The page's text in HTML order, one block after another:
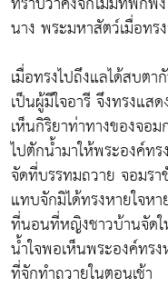
นาง พระมหาสัตว์เมื่อทร
เมื่อทรงไปถึงแลได้สบต
เป็นผู้มีใจอารี จึงทรงแส
เห็นกิริยาท่าทางของจอ
ไปตักน้ำมาให้พระองค์ทร
จัดที่บรรทมถวาย จอมรา
แทบจักมิได้ทรงหายใจห
ที่นอนที่หญิงชาวบ้านจัด
น้ำใจพอเห็นพระองค์ทร
ที่จักทำถวายในตอนเช้า